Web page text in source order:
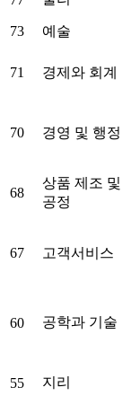
73
예술
71 경제와 회계
70 경영 및 행정
68
상품 제조 및
공정
67 고객서비스
60 공학과 기술
55 지리